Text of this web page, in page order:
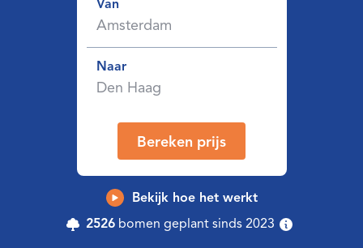
Van
Naar
Bereken prijs
Bekijk hoe het werkt
2526bomen geplant sinds 2023